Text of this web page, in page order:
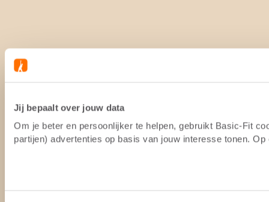
Jij bepaalt over jouw data
Om je beter en persoonlijker te helpen, gebruikt Basic-Fit
partijen) advertenties op basis van jouw interesse tonen.